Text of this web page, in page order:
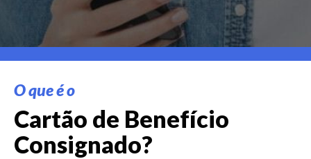
O que é o
Cartão de Benefício
Consignado?